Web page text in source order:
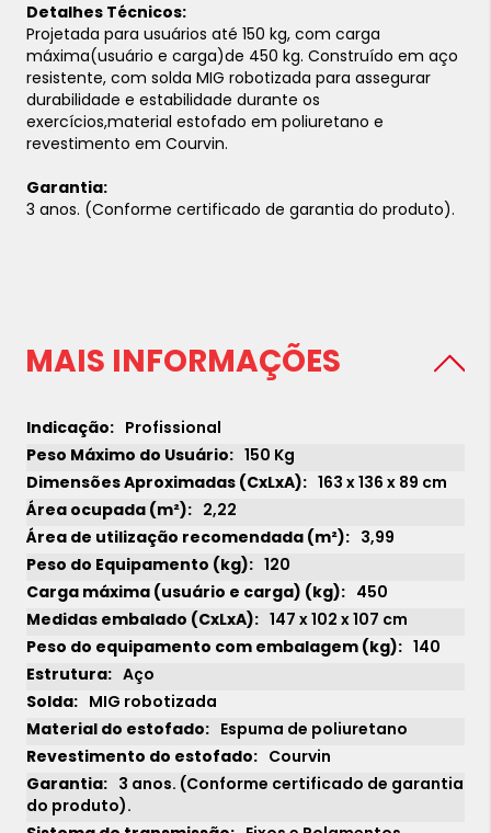
Detalhes Técnicos:
Projetada para usuários até 150 kg, com carga
máxima(usuário e carga)de 450 kg. Construído em aço
resistente, com solda MIG robotizada para assegurar
durabilidade e estabilidade durante os
exercícios,material estofado em poliuretano e
revestimento em Courvin.
Garantia:
3 anos. (Conforme certificado de garantia do produto).
MAIS INFORMAÇÕES
Profissional
150 Kg
163 x 136 x 89 cm
2,22
3,99
120
450
147 x 102 x 107 cm
140
Aço
MIG robotizada
Espuma de poliuretano
Courvin
3 anos. (Conforme certificado de garantia
do produto).